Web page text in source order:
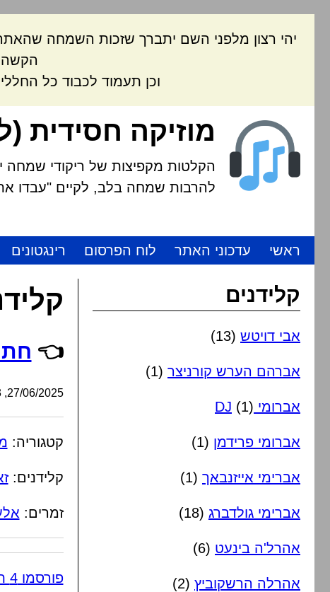
יהי רצון מלפני השם יתברך שזכות השמחה
הקשה
וכן תעמוד לכבוד כל
מוזיקה חסידית
הקלטות מקפיצות של ריקודי שמחה
להרבות שמחה בלב, לקיים "עבדו
ראשי עדכוני האתר לוח הפרסום רינגטונים
👈
27/06/2025, 15:54:53
קטגוריה:
קלידנים:
זמרים:
פורסמו 4 תגובות
קלידנים
אבי דויטש (13)
אברהם הערש קורניצר (1)
אברומי DJ (1)
אברומי פרידמן (1)
אברימי אייזנבאך (1)
אברימי גולדברג (18)
אהרל'ה בינעט (6)
אהרלה הרשקוביץ (2)